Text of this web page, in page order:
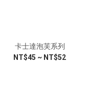
卡士達泡芙系列
NT$45 ~ NT$52